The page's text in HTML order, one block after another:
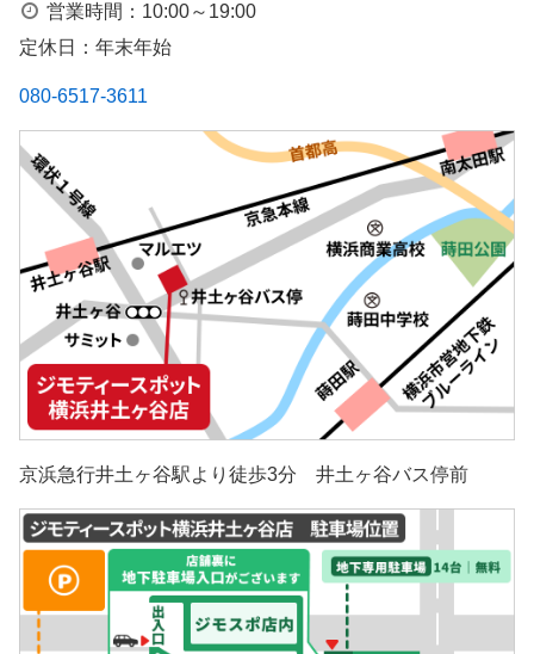
営業時間：10:00～19:00
定休日：年末年始
080-6517-3611
京浜急行井土ヶ谷駅より徒歩3分 井土ヶ谷バス停前